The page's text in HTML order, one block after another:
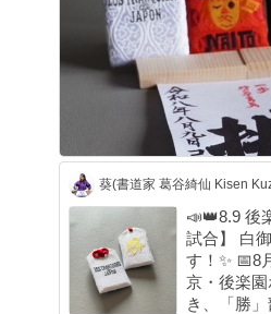
葵(書道家 葛谷綺仙 Kisen
📣👑8.9 後
試合】 白御守り⛩️東京で初販売で
す！✨ 📅8月9日(日)18:30開始 🏢東
京・後楽園ホール 黒
き、「勝